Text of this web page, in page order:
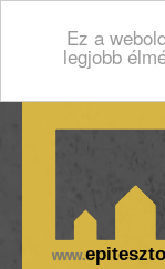
Ez a
legjobb
www.